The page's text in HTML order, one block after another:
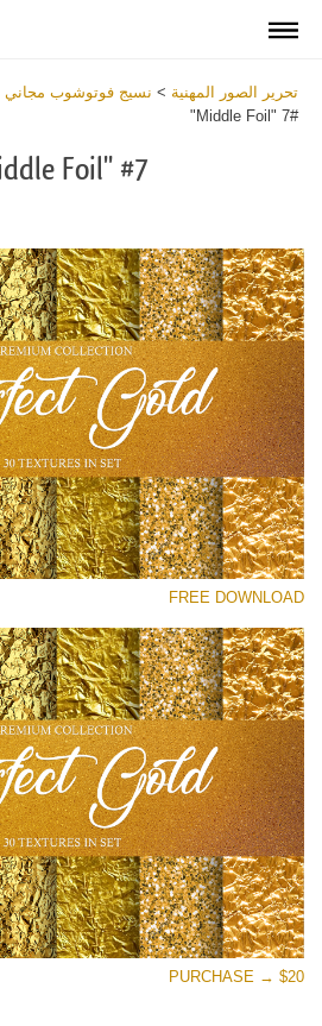
تحرير الصور المهنية > نسيج فوتوشوب مجاني
#7 "Middle Foil"
#7 "Middle Foil"
رجاء اختر
Small 800*533px
Perfect Gold
(30 Textures)
Large 6000*4000px
Entire Collection
(1783 Overlays)
Large 6000*4000px
تنزيل مجاني
Download
Free
Overlay
FREE DOWNLOAD
PURCHASE → $20